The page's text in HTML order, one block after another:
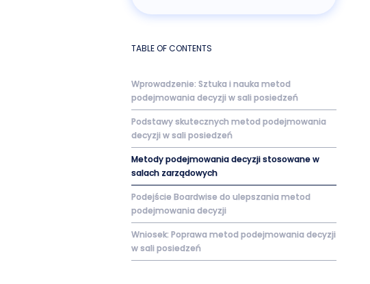
TABLE OF CONTENTS
Wprowadzenie: Sztuka i nauka metod
podejmowania decyzji w sali posiedzeń
Podstawy skutecznych metod podejmowania
decyzji w sali posiedzeń
Metody podejmowania decyzji stosowane w
salach zarządowych
Podejście Boardwise do ulepszania metod
podejmowania decyzji
Wniosek: Poprawa metod podejmowania decyzji
w sali posiedzeń